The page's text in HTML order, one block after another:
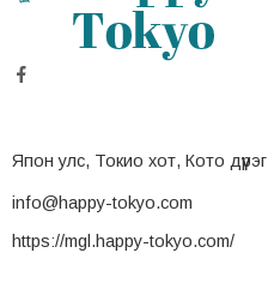
Япон улс, Токио хот, Кото дүүрэг
info@happy-tokyo.com
https://mgl.happy-tokyo.com/